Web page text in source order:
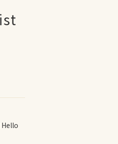
Hello